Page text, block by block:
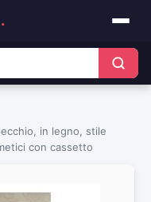
.
in legno, stile
con cassetto